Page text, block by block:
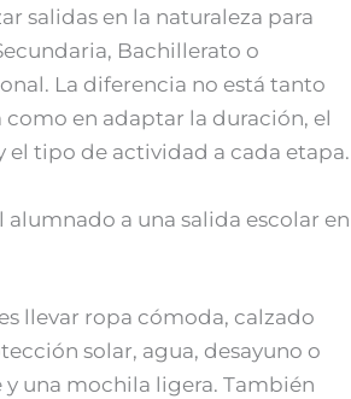
salidas en la naturaleza para
Bachillerato o
La diferencia no está tanto
en adaptar la duración, el
el tipo de actividad a cada etapa.
alumnado a una salida escolar en
llevar ropa cómoda, calzado
solar, agua, desayuno o
una mochila ligera. También